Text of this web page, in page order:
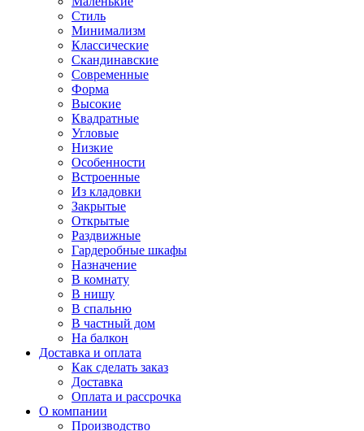
Стиль
Минимализм
Классические
Скандинавские
Современные
Форма
Высокие
Квадратные
Угловые
Низкие
Особенности
Встроенные
Из кладовки
Закрытые
Открытые
Раздвижные
Гардеробные шкафы
Назначение
В комнату
В нишу
В спальню
В частный дом
На балкон
Доставка и оплата
Как сделать заказ
Доставка
Оплата и рассрочка
О компании
Производство